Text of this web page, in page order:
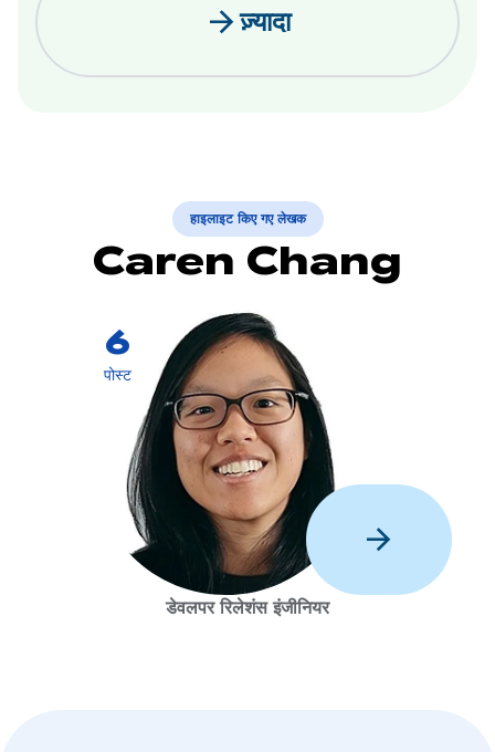
arrow_forwardज़्यादा
हाइलाइट किए गए लेखक
Caren Chang
6
पोस्ट
arrow_forward
डेवलपर रिलेशंस इंजीनियर